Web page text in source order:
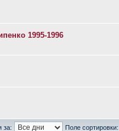
1995-1996
за: Поле сортировки: